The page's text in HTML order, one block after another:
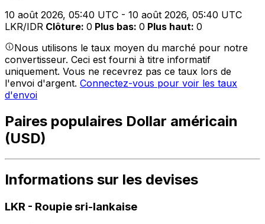
10 août 2026, 05:40 UTC - 10 août 2026, 05:40 UTC
LKR/IDR Clôture: 0 Plus bas: 0 Plus haut: 0
Nous utilisons le taux moyen du marché pour notre
convertisseur. Ceci est fourni à titre informatif
uniquement. Vous ne recevrez pas ce taux lors de
l'envoi d'argent. Connectez-vous pour voir les taux
d'envoi
Paires populaires Dollar américain
(USD)
Informations sur les devises
LKR - Roupie sri-lankaise